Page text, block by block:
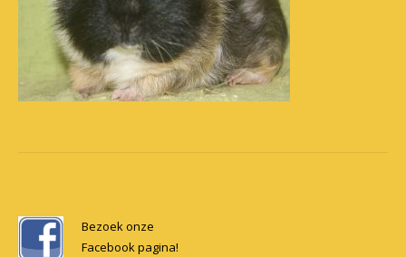
navigation
Bezoek onze
Facebook pagina!